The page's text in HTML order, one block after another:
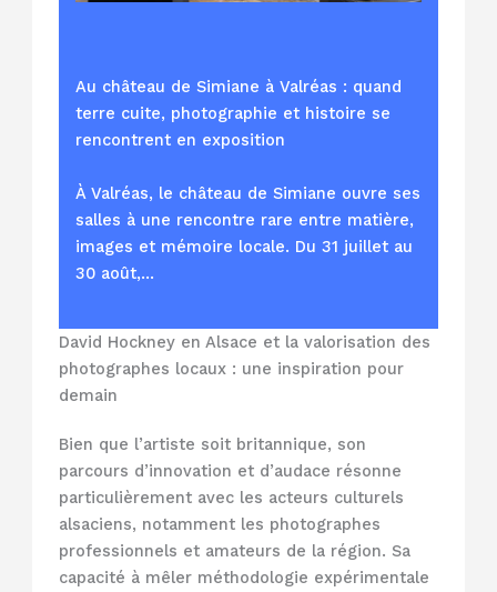
Au château de Simiane à Valréas : quand
terre cuite, photographie et histoire se
rencontrent en exposition
À Valréas, le château de Simiane ouvre ses
salles à une rencontre rare entre matière,
images et mémoire locale. Du 31 juillet au
30 août,…
David Hockney en Alsace et la valorisation des
photographes locaux : une inspiration pour
demain
Bien que l’artiste soit britannique, son
parcours d’innovation et d’audace résonne
particulièrement avec les acteurs culturels
alsaciens, notamment les photographes
professionnels et amateurs de la région. Sa
capacité à mêler méthodologie expérimentale